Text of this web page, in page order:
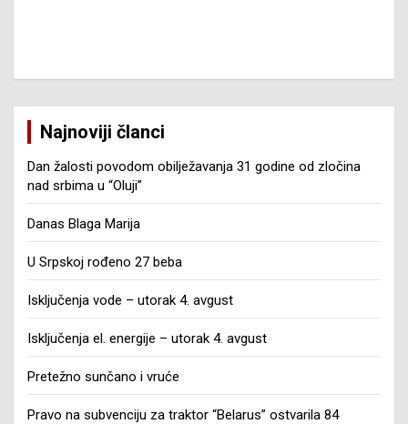
Najnoviji članci
Dan žalosti povodom obilježavanja 31 godine od zločina
nad srbima u “Oluji”
Danas Blaga Marija
U Srpskoj rođeno 27 beba
Isključenja vode – utorak 4. avgust
Isključenja el. energije – utorak 4. avgust
Pretežno sunčano i vruće
Pravo na subvenciju za traktor “Belarus” ostvarila 84